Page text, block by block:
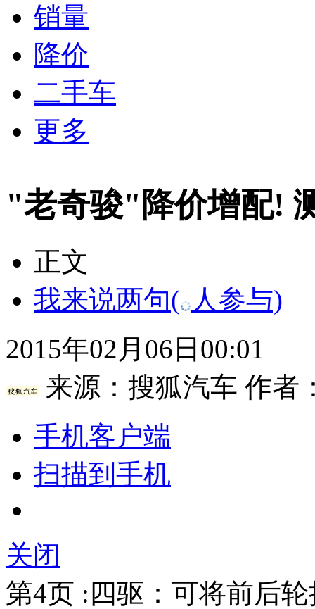
销量
降价
二手车
更多
"老奇骏"降价增配!
正文
我来说两句( 人参与)
2015年02月06日00:01
来源： 搜狐汽车 作者
手机客户端
扫描到手机
关闭
第4页 :四驱：可将前后